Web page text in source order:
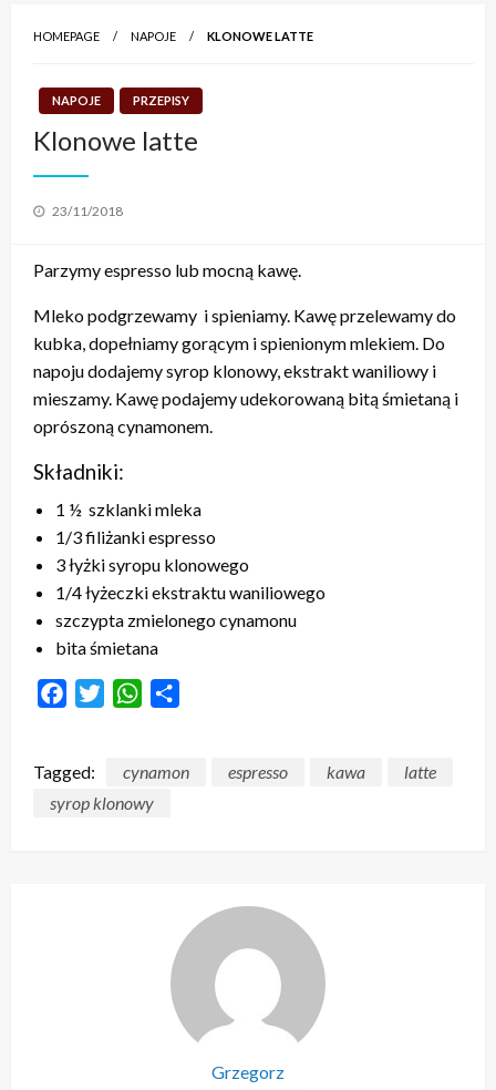
HOMEPAGE NAPOJE KLONOWE LATTE
NAPOJE PRZEPISY
Klonowe latte
Posted
23/11/2018
Parzymy espresso lub mocną kawę.
Mleko podgrzewamy i spieniamy. Kawę przelewamy do
kubka, dopełniamy gorącym i spienionym mlekiem. Do
napoju dodajemy syrop klonowy, ekstrakt waniliowy i
mieszamy. Kawę podajemy udekorowaną bitą śmietaną i
oprószoną cynamonem.
Składniki:
1 ½ szklankimleka
1/3filiżankiespresso
3łyżkisyropu klonowego
1/4łyżeczkiekstraktu waniliowego
szczypta zmielonego cynamonu
bita śmietana
FacebookTwitterWhatsApp
Tagged: cynamon espresso kawa
latte
syrop klonowy
Grzegorz